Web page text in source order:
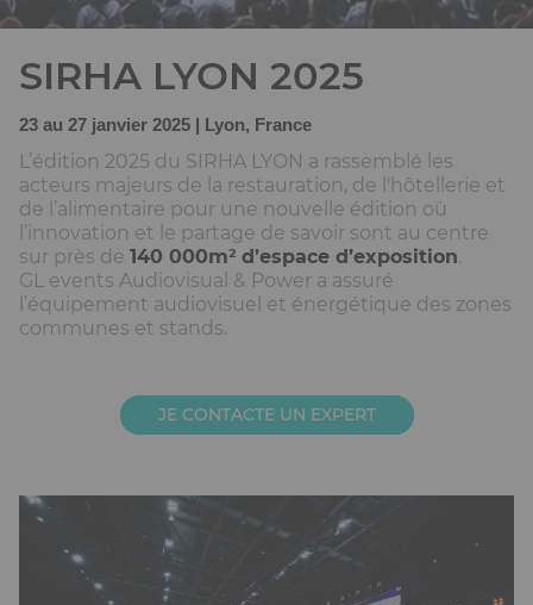
SIRHA LYON 2025
23 au 27 janvier 2025 | Lyon, France
L’édition 2025 du SIRHA LYON a rassemblé les
acteurs majeurs de la restauration, de l'hôtellerie et
de l’alimentaire pour une nouvelle édition où
l’innovation et le partage de savoir sont au centre
sur près de 140 000m² d’espace d’exposition.
GL events Audiovisual & Power a assuré
l’équipement audiovisuel et énergétique des zones
communes et stands.
JE CONTACTE UN EXPERT